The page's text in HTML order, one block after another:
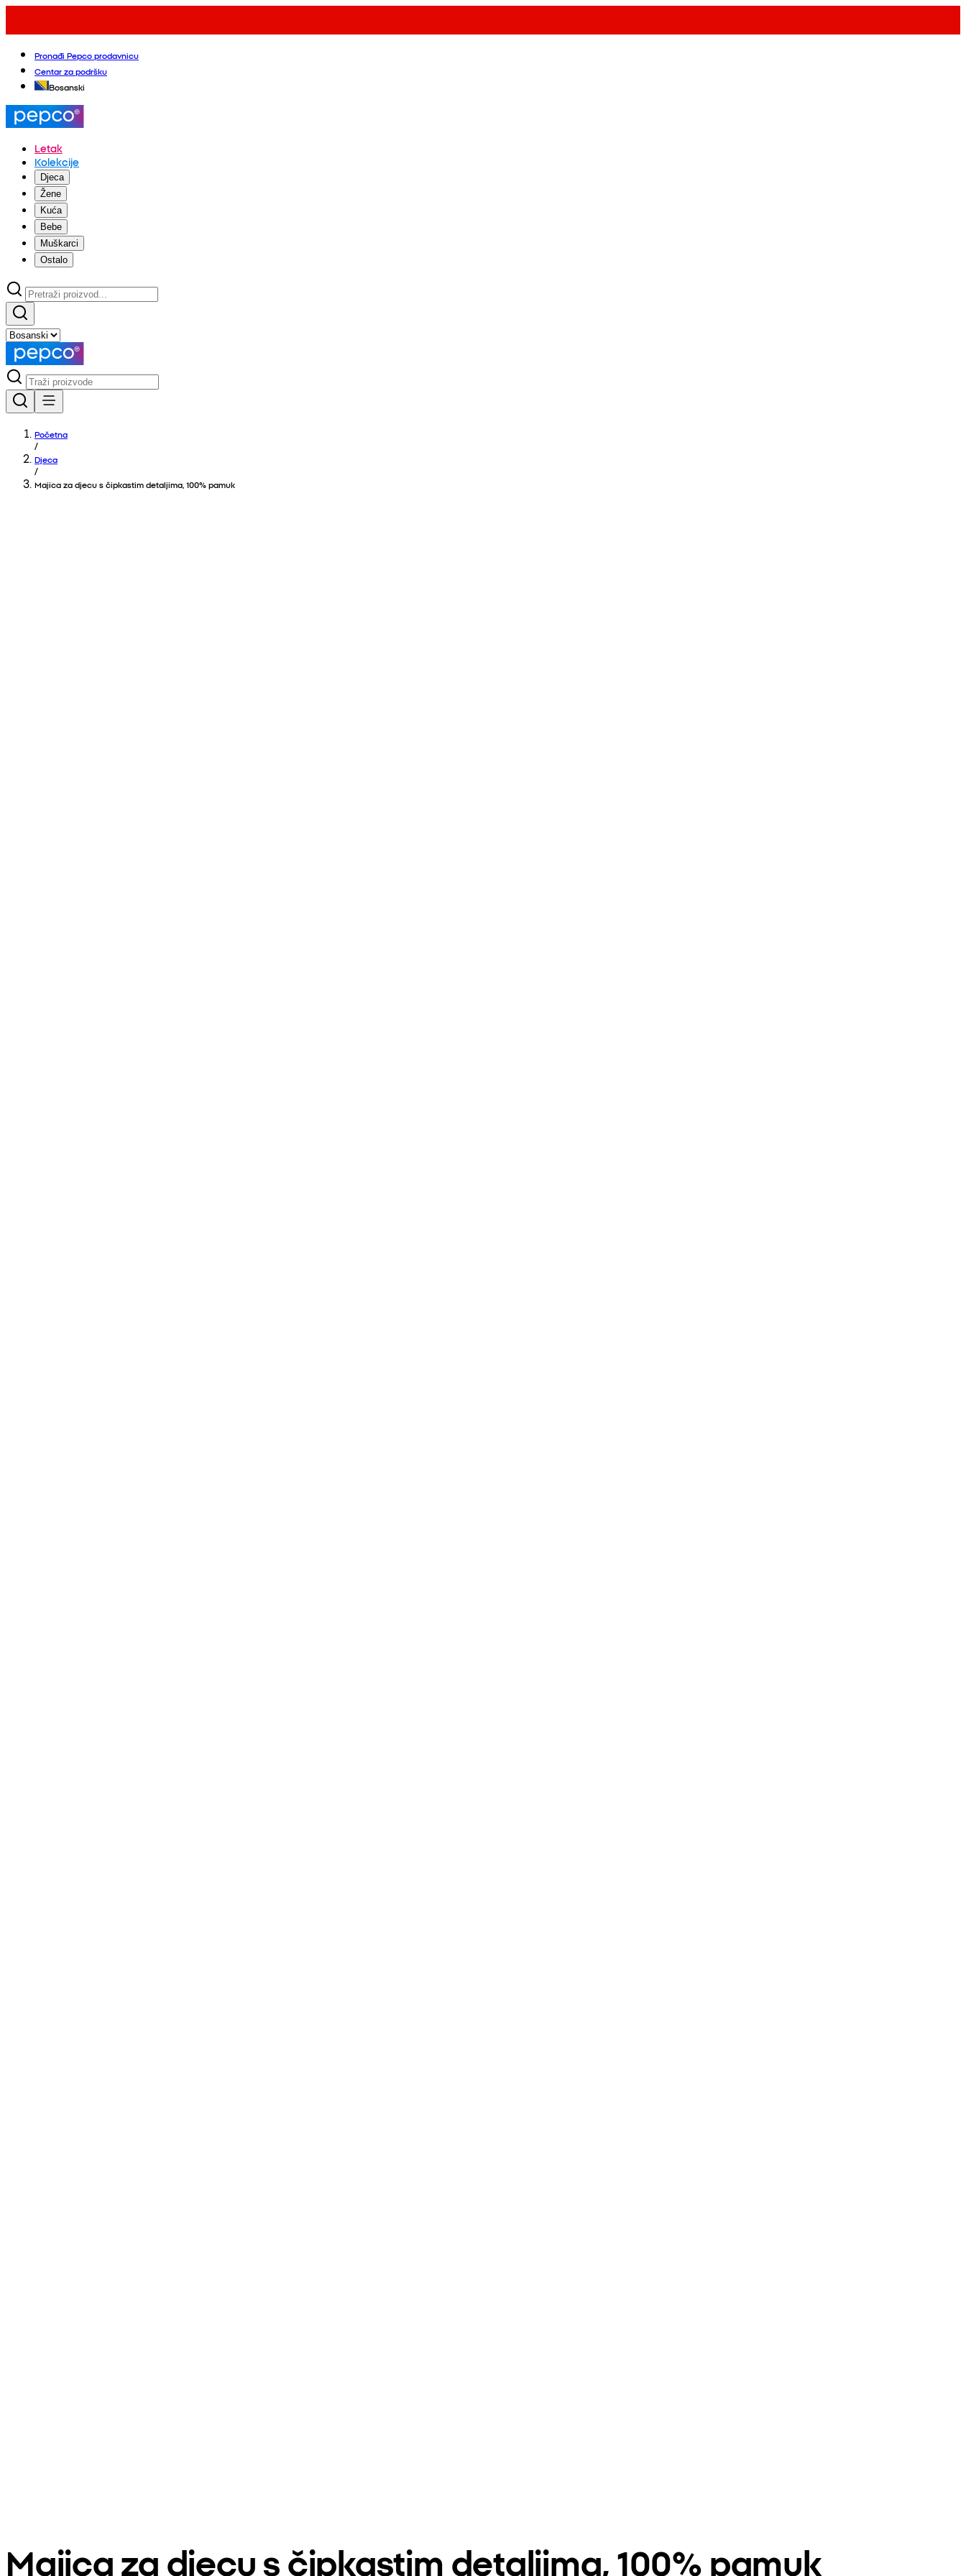
Pronađi Pepco prodavnicu
Centar za podršku
Bosanski
Letak
Kolekcije
Djeca
Žene
Kuća
Bebe
Muškarci
Ostalo
Početna
/
Djeca
/
Majica za djecu s čipkastim detaljima, 100% pamuk
Majica za djecu s čipkastim detaljima, 100% pamuk